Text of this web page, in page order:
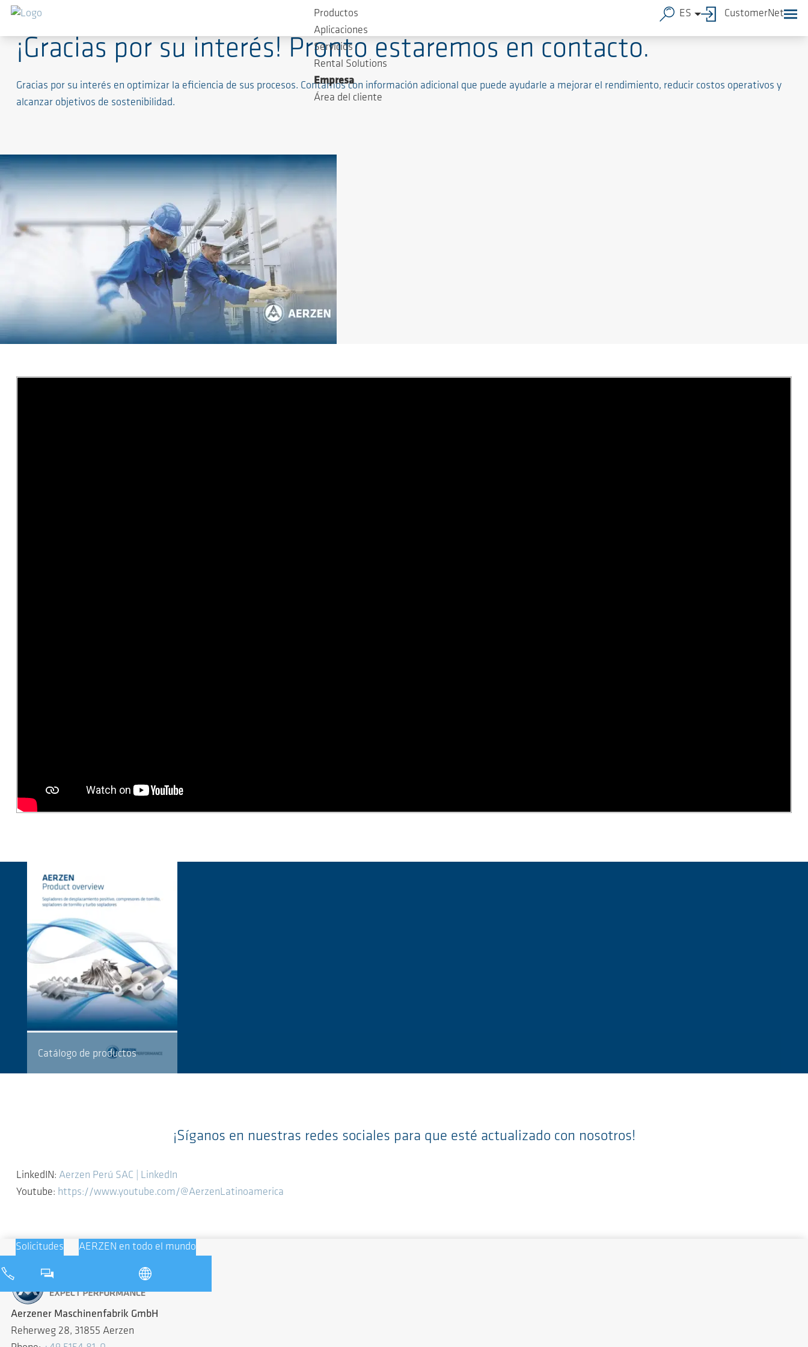
¡Gracias por su interés! Pronto estaremos en contacto.
Gracias por su interés en optimizar la eficiencia de sus procesos. Contamos con información adicional que puede ayudarle a mejorar el rendimiento, reducir costos operativos y
alcanzar objetivos de sostenibilidad.
Productos
Aplicaciones
Servicios
Rental Solutions
Empresa
Área del cliente
ES CustomerNet
Catálogo de productos
¡Síganos en nuestras redes sociales para que esté actualizado con nosotros!
LinkedIN: Aerzen Perú SAC | LinkedIn
Youtube: https://www.youtube.com/@AerzenLatinoamerica
Solicitudes AERZEN en todo el mundo
Aerzener Maschinenfabrik GmbH
Reherweg 28, 31855 Aerzen